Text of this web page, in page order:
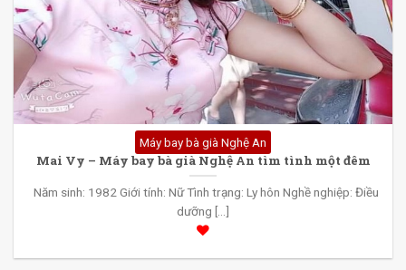
Máy bay bà già Nghệ An
Mai Vy – Máy bay bà già Nghệ An tìm tình một đêm
Năm sinh: 1982 Giới tính: Nữ Tình trạng: Ly hôn Nghề nghiệp: Điều
dưỡng [...]